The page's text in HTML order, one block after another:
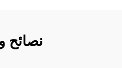
نصائح